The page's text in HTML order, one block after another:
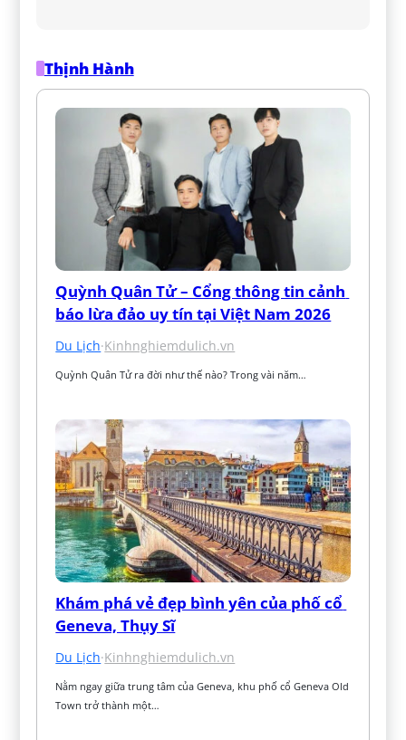
Thịnh Hành
Quỳnh Quân Tử – Cổng thông tin cảnh
báo lừa đảo uy tín tại Việt Nam 2026
Du Lịch·Kinhnghiemdulich.vn
Quỳnh Quân Tử ra đời như thế nào? Trong vài năm…
Khám phá vẻ đẹp bình yên của phố cổ
Geneva, Thụy Sĩ
Du Lịch·Kinhnghiemdulich.vn
Nằm ngay giữa trung tâm của Geneva, khu phố cổ Geneva Old
Town trở thành một…